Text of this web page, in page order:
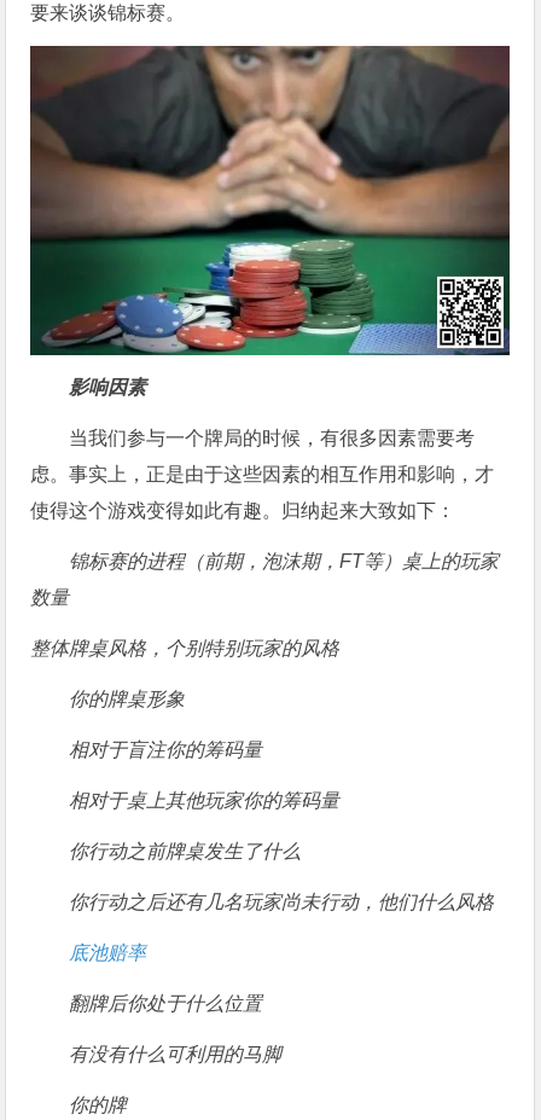
要来谈谈锦标赛。
影响因素
当我们参与一个牌局的时候，有很多因素需要考
虑。事实上，正是由于这些因素的相互作用和影响，才
使得这个游戏变得如此有趣。归纳起来大致如下：
锦标赛的进程（前期，泡沫期，FT等） 桌上的玩家
数量
整体牌桌风格，个别特别玩家的风格
你的牌桌形象
相对于盲注你的筹码量
相对于桌上其他玩家你的筹码量
你行动之前牌桌发生了什么
你行动之后还有几名玩家尚未行动，他们什么风格
底池赔率
翻牌后你处于什么位置
有没有什么可利用的马脚
你的牌